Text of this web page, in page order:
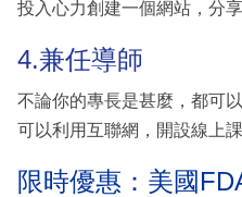
投入心力創建一個網站，分
4.兼任導師
不論你的專長是甚麼，都可
可以利用互聯網，開設線上課
限時優惠：美國